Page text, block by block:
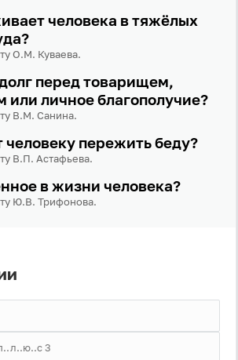
человека в тяжёлых
О.М. Куваева.
перед товарищем,
или личное благополучие?
В.М. Санина.
человеку пережить беду?
В.П. Астафьева.
в жизни человека?
Ю.В. Трифонова.